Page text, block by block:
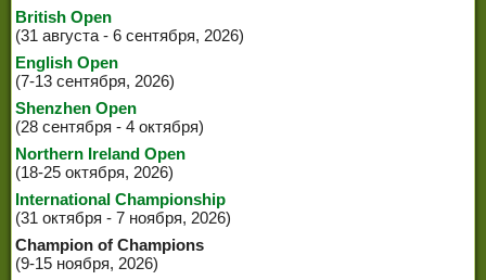
British Open
(31 августа - 6 сентября, 2026)
English Open
(7-13 сентября, 2026)
Shenzhen Open
(28 сентября - 4 октября)
Northern Ireland Open
(18-25 октября, 2026)
International Championship
(31 октября - 7 ноября, 2026)
Champion of Champions
(9-15 ноября, 2026)